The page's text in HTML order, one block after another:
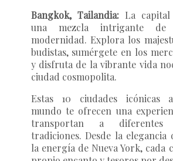
Bangkok, Tailandia:La capital
una mezcla intrigante
modernidad. Explora los
budistas, sumérgete en los
y disfruta de la vibrante vida
ciudad cosmopolita.
Estas 10 ciudades icónicas
mundo te ofrecen una
transportan a
tradiciones. Desde la elegancia
la energía de Nueva York, cada